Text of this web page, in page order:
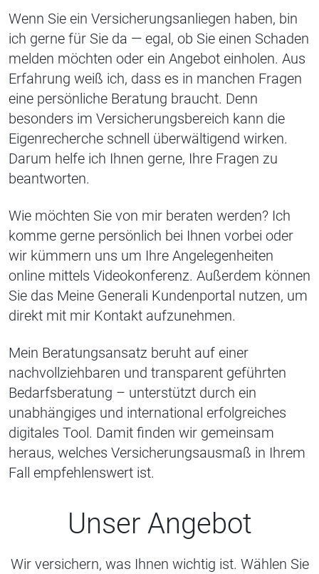
Wenn Sie ein Versicherungsanliegen haben, bin
ich gerne für Sie da — egal, ob Sie einen Schaden
melden möchten oder ein Angebot einholen. Aus
Erfahrung weiß ich, dass es in manchen Fragen
eine persönliche Beratung braucht. Denn
besonders im Versicherungsbereich kann die
Eigenrecherche schnell überwältigend wirken.
Darum helfe ich Ihnen gerne, Ihre Fragen zu
beantworten.
Wie möchten Sie von mir beraten werden? Ich
komme gerne persönlich bei Ihnen vorbei oder
wir kümmern uns um Ihre Angelegenheiten
online mittels Videokonferenz. Außerdem können
Sie das Meine Generali Kundenportal nutzen, um
direkt mit mir Kontakt aufzunehmen.
Mein Beratungsansatz beruht auf einer
nachvollziehbaren und transparent geführten
Bedarfsberatung – unterstützt durch ein
unabhängiges und international erfolgreiches
digitales Tool. Damit finden wir gemeinsam
heraus, welches Versicherungsausmaß in Ihrem
Fall empfehlenswert ist.
Unser Angebot
Wir versichern, was Ihnen wichtig ist. Wählen Sie